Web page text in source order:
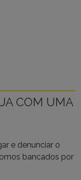
COM UMA
e denunciar o
bancados por